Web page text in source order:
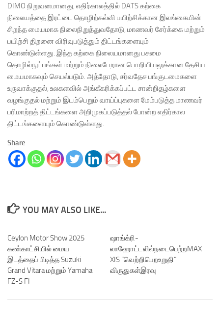
DIMO நிறுவனமானது, எதிர்காலத்தில் DATS கற்கை
நிலையத்தை இரட்டை தொழிற்கல்வி பயிற்சிக்கான இலங்கையின்
சிறந்த மையமாக நிலைநிறுத்துவதோடு, மாணவர் சேர்க்கை மற்றும்
பயிற்சி திறனை விரிவுபடுத்தும் திட்டங்களையும்
கொண்டுள்ளது. இந்த கற்கை நிலையமானது பசுமை
தொழில்நுட்பங்கள் மற்றும் நிலைபேறான பொறியியலுக்கான தேசிய
மையமாகவும் செயல்படும். அத்தோடு, சர்வதேச பங்குடமைகளை
உருவாக்குதல், உலகளவில் அங்கீகரிக்கப்பட்ட சான்றிதழ்களை
வழங்குதல் மற்றும் இடம்பெறும் வாய்ப்புகளை மேம்படுத்த மாணவர்
பரிமாற்றத் திட்டங்களை அறிமுகப்படுத்தல் போன்ற எதிர்கால
திட்டங்களையும் கொண்டுள்ளது.
Share
YOU MAY ALSO LIKE...
Ceylon Motor Show 2025
கண்காட்சியில் மைய
இடத்தைப் பிடித்த Suzuki
Grand Vitara மற்றும் Yamaha
FZ-S FI
ஷாங்க்ரி-
லாஹோட்டலில்நடைபெற்றMAX
XIS “வெற்றிபெறஉறுதி”
விருதுகள்இரவு